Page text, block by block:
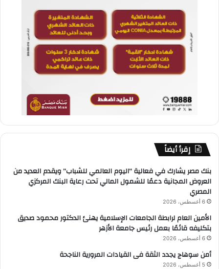
إقرأ أيضاً
بنك مصر يشارك في فعالية “اليوم العالمي للشباب” ويقدم العديد من
العروض المجانية دعمًا للشمول المالي تحت رعاية البنك المركزي
المصري
6 أغسطس، 2026
الأمين العام لرابطة الجامعات الإسلامية يهنئ الدكتور محمود صديق
بتكليفه قائمًا بعمل رئيس جامعة الأزهر
6 أغسطس، 2026
أمن سوهاج يجدد الثقة فى القيادات المرورية الناجحة
5 أغسطس، 2026